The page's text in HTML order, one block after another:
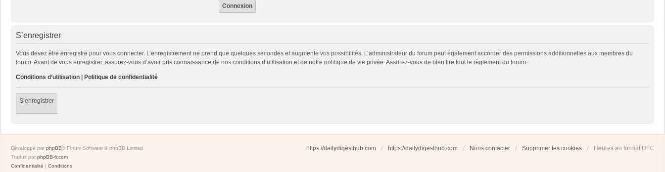
S’enregistrer
Vous devez être enregistré pour vous connecter. L’enregistrement ne prend que quelques secondes et augmente vos possibilités. L’administrateur du forum peut également accorder des permissions additionnelles aux membres du
forum. Avant de vous enregistrer, assurez-vous d’avoir pris connaissance de nos conditions d’utilisation et de notre politique de vie privée. Assurez-vous de bien lire tout le règlement du forum.
Conditions d’utilisation Politique de confidentialité
S’enregistrer
https://dailydigesthub.com https://dailydigesthub.com Nous contacter Supprimer les cookies Heures au format UTC
Développé par phpBB® Forum Software © phpBB Limited
Traduit par phpBB-fr.com
Confidentialité | Conditions